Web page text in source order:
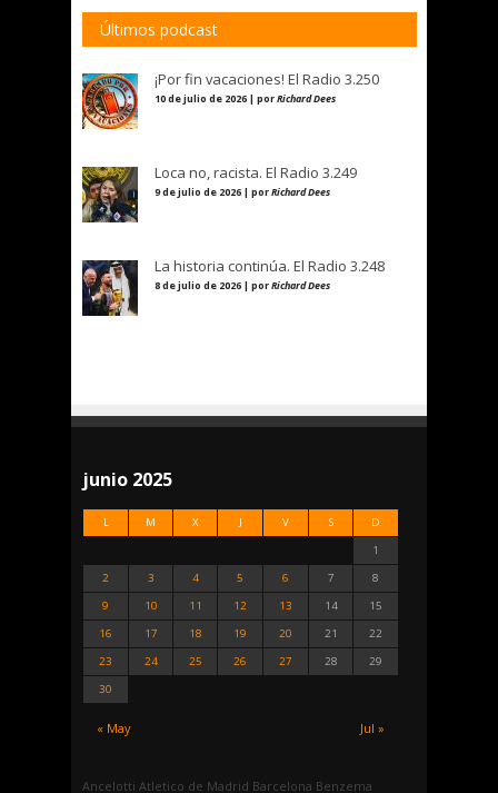
Últimos podcast
¡Por fin vacaciones! El Radio 3.250
10 de julio de 2026 | porRichard Dees
Loca no, racista. El Radio 3.249
9 de julio de 2026 | porRichard Dees
La historia continúa. El Radio 3.248
8 de julio de 2026 | porRichard Dees
junio 2025
L M X J V S D
« May Jul »
1
2
3 4 5 6 7
8
9
10 11 12 13 14
15
16
17 18 19 20 21
22
23
24 25 26 27 28
29
30
Ancelotti Atletico de Madrid Barcelona Benzema